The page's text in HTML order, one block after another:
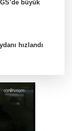
büyük
hızlandı
kapsamlı